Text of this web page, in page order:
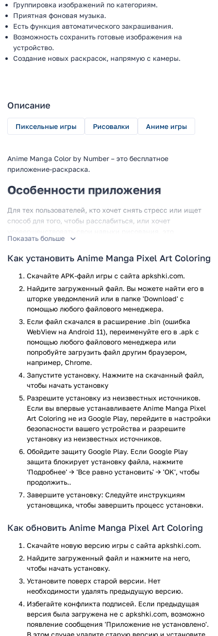
Группировка изображений по категориям.
Приятная фоновая музыка.
Есть функция автоматического закрашивания.
Возможность сохранить готовые изображения на
устройство.
Создание новых раскрасок, напрямую с камеры.
Описание
Пиксельные игры Рисовалки Аниме игры
Anime Manga Color by Number – это бесплатное
приложение-раскраска.
Особенности приложения
Для тех пользователей, кто хочет снять стресс или ищет
способ для того, чтобы расслабиться, или хочет
приложение отлично подойдет для этих целей.
Данное приложение подходит всем – и юным
мангу, полюбит и данное приложение, созданное в
похожем стиле.
Игра дает такие возможности пользователям:
Пользователь насладится каждой раскраской в тиле
каваи, которая поможет отлично отдохнуть и снять
стресс.
Приложение содержит в себе огромное количество
выбрать именно то, что понравится именно ему.
Возможность очень быстро переключаться между
различными инструментами для создания
раскраски.
С помощью картин разного типа сложности можно
усовершенствовать свои навыки рисования или
даже научиться рисовать с нуля.
Раскраски отлично развивают воображение.
Приложение постоянно обновляется, что позволяет в
него постоянно добавлять новые раскраски, таким
образом, приложение можно использовать все
время.
С помощью эффективных инструментов можно
свою уникальную, не похожую на другие, раскраску.
Пробуйте новые стили, привносите новые идеи,
экспериментируйте, изменяйте раскраски,
создавайте новые.
В данном приложении вас ждут только лучшие картинки
аниме манга. Пользователь имеет возможность
раскрашивать анимешных персонажей, персонажей из
различных мультиков, аниме девочек и мальчиков.
Anime Manga Color by Number – отличная раскраска для
Показать больше
Как установить Anime Manga Pixel Art Coloring
Скачайте APK-файл игры с сайта apkshki.com.
Найдите загруженный файл. Вы можете найти его в
шторке уведомлений или в папке 'Download' с
помощью любого файлового менеджера.
Если файл скачался в расширение .bin (ошибка
WebView на Android 11), переименуйте его в .apk с
помощью любого файлового менеджера или
попробуйте загрузить файл другим браузером,
например, Chrome.
Запустите установку. Нажмите на скачанный файл,
чтобы начать установку
Разрешите установку из неизвестных источников.
Если вы впервые устанавливаете Anime Manga Pixel
Art Coloring не из Google Play, перейдите в настройки
безопасности вашего устройства и разрешите
установку из неизвестных источников.
Обойдите защиту Google Play. Если Google Play
защита блокирует установку файла, нажмите
'Подробнее' → 'Все равно установить' → 'OK', чтобы
продолжить..
Завершите установку: Следуйте инструкциям
установщика, чтобы завершить процесс установки.
Как обновить Anime Manga Pixel Art Coloring
Скачайте новую версию игры с сайта apkshki.com.
Найдите загруженный файл и нажмите на него,
чтобы начать установку.
Установите поверх старой версии. Нет
необходимости удалять предыдущую версию.
Избегайте конфликта подписей. Если предыдущая
версия была загружена не с apkshki.com, возможно
появление сообщения 'Приложение не установлено'.
В этом случае удалите старую версию и установите